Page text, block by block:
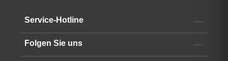
Service-Hotline
Folgen Sie uns